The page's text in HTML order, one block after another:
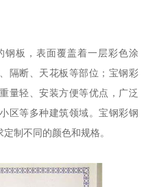
板，表面覆盖着一层彩色涂
隔断、天花板等部位；宝钢彩
量轻、安装方便等优点，广泛
区等多种建筑领域。宝钢彩钢
制不同的颜色和规格。